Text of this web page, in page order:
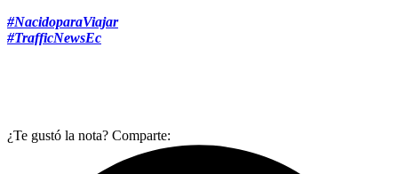
#NacidoparaViajar
#TrafficNewsEc
¿Te gustó la nota? Comparte: